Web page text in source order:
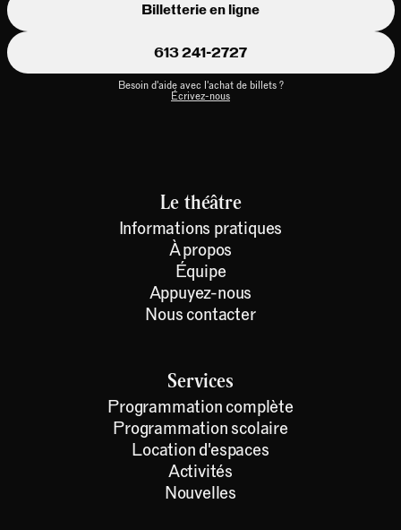
Services
Programmation complète
Programmation scolaire
Location d'espaces
Activités
Nouvelles
Le théâtre
Informations pratiques
À propos
Équipe
Appuyez-nous
Nous contacter
Billetterie en ligne
613 241-2727
Besoin d'aide avec l'achat de billets ?
Écrivez-nous